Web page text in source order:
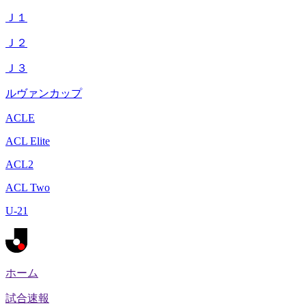
Ｊ１
Ｊ２
Ｊ３
ルヴァンカップ
ACLE
ACL Elite
ACL2
ACL Two
U-21
ホーム
試合速報